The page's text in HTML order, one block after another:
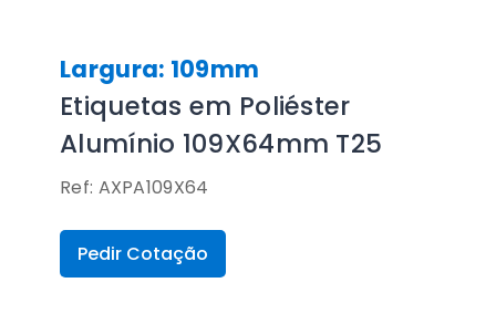
Largura: 109mm
Etiquetas em Poliéster
Alumínio 109X64mm T25
Ref: AXPA109X64
Pedir Cotação